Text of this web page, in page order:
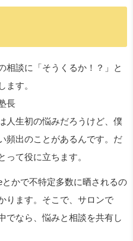
相談に「そうくるか！？」と
ます。
長
人生初の悩みだろうけど、僕
頻出のことがあるんです。だ
て役に立ちます。
かで不特定多数に晒されるの
ります。そこで、サロンで
でなら、悩みと相談を共有し